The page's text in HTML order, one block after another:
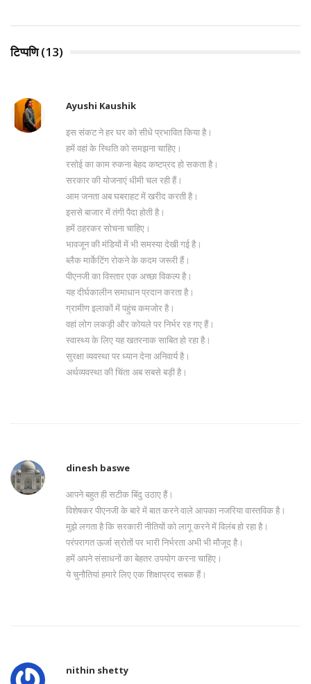
टिप्पणि (13)
Ayushi Kaushik
इस संकट ने हर घर को सीधे प्रभावित किया है।
हमें वहां के स्थिति को समझना चाहिए।
रसोई का काम रुकना बेहद कष्टप्रद हो सकता है।
सरकार की योजनाएं धीमी चल रही हैं।
आम जनता अब घबराहट में खरीद करती है।
इससे बाजार में तंगी पैदा होती है।
हमें ठहरकर सोचना चाहिए।
भावजून की मंडियों में भी समस्या देखी गई है।
ब्लैक मार्केटिंग रोकने के कदम जरूरी हैं।
पीएनजी का विस्तार एक अच्छा विकल्प है।
यह दीर्घकालीन समाधान प्रदान करता है।
ग्रामीण इलाकों में पहुंच कमजोर है।
वहां लोग लकड़ी और कोयले पर निर्भर रह गए हैं।
स्वास्थ्य के लिए यह खतरनाक साबित हो रहा है।
सुरक्षा व्यवस्था पर ध्यान देना अनिवार्य है।
अर्थव्यवस्था की चिंता अब सबसे बड़ी है।
dinesh baswe
आपने बहुत ही सटीक बिंदु उठाए हैं।
विशेषकर पीएनजी के बारे में बात करने वाले आपका नजरिया वास्तविक है।
मुझे लगता है कि सरकारी नीतियों को लागू करने में विलंब हो रहा है।
परंपरागत ऊर्जा स्रोतों पर भारी निर्भरता अभी भी मौजूद है।
हमें अपने संसाधनों का बेहतर उपयोग करना चाहिए।
ये चुनौतियां हमारे लिए एक शिक्षाप्रद सबक हैं।
nithin shetty